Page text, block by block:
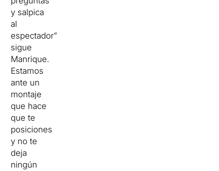
y salpica
al
espectador”
sigue
Manrique.
Estamos
ante un
montaje
que hace
que te
posiciones
y no te
deja
ningún